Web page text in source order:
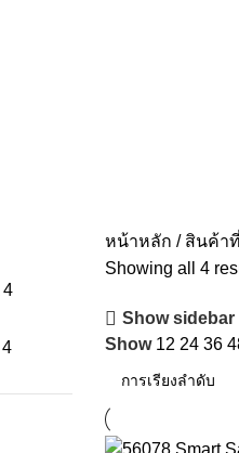
4
4
หน้าหลัก
สินค้า
Showing all 4
Show sidebar
Show 12 24 36